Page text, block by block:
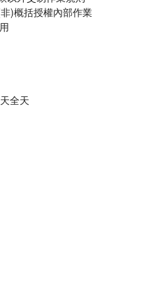
)概括授權內部作業
全天